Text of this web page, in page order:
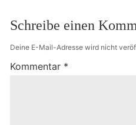
Schreibe einen
Deine E-Mail-Adresse wird nicht
Kommentar *